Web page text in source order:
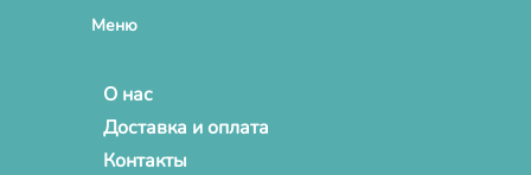
Меню
О нас
Доставка и оплата
Контакты